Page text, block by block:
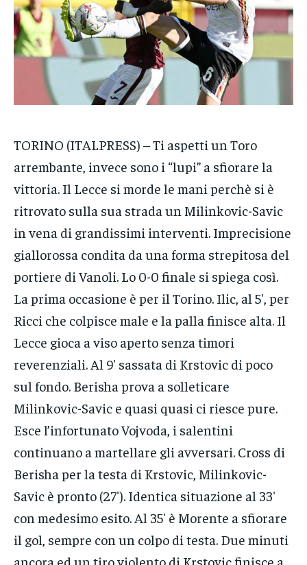
VENETO
POLITICA
ECONOMIA
SPORT
VENETO
POLITICA
SPORT
VENETO
POLITICA
SPORT
TORINO (ITALPRESS) – Ti aspetti un Toro
arrembante, invece sono i “lupi” a sfiorare la
vittoria. Il Lecce si morde le mani perchè si è
ritrovato sulla sua strada un Milinkovic-Savic
in vena di grandissimi interventi. Imprecisione
giallorossa condita da una forma strepitosa del
portiere di Vanoli. Lo 0-0 finale si spiega così.
La prima occasione è per il Torino. Ilic, al 5′, per
Ricci che colpisce male e la palla finisce alta. Il
Lecce gioca a viso aperto senza timori
reverenziali. Al 9′ sassata di Krstovic di poco
sul fondo. Berisha prova a solleticare
Milinkovic-Savic e quasi quasi ci riesce pure.
Esce l’infortunato Vojvoda, i salentini
continuano a martellare gli avversari. Cross di
Berisha per la testa di Krstovic, Milinkovic-
Savic è pronto (27′). Identica situazione al 33′
con medesimo esito. Al 35′ è Morente a sfiorare
il gol, sempre con un colpo di testa. Due minuti
ancora ed un tiro violento di Krstovic finisce a